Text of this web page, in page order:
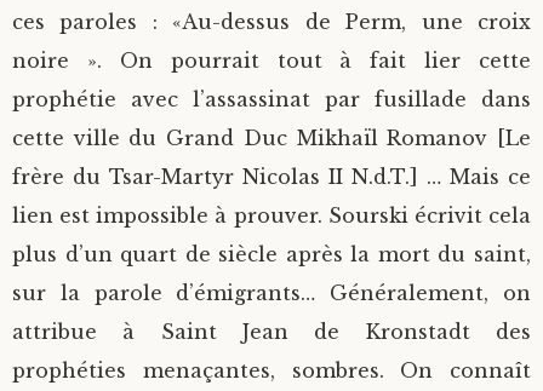
ces paroles : «Au-dessus de Perm, une croix
noire ». On pourrait tout à fait lier cette
prophétie avec l’assassinat par fusillade dans
cette ville du Grand Duc Mikhaïl Romanov [Le
frère du Tsar-Martyr Nicolas II N.d.T.] … Mais ce
lien est impossible à prouver. Sourski écrivit cela
plus d’un quart de siècle après la mort du saint,
sur la parole d’émigrants… Généralement, on
attribue à Saint Jean de Kronstadt des
prophéties menaçantes, sombres. On connaît